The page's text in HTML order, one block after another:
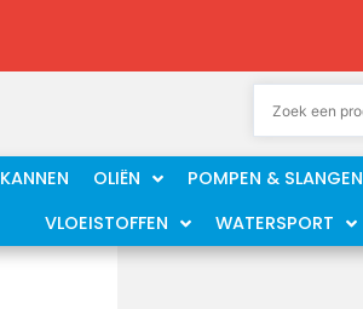
KANNEN OLIËN POMPEN & SLANGEN
VLOEISTOFFEN
WATERSPORT